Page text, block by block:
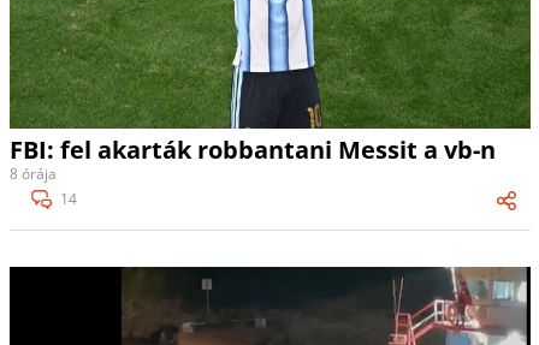
FBI: fel akarták robbantani Messit a vb-n
8 órája
14